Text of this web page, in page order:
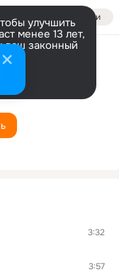
Войти
улучшить
менее 13 лет,
ваш законный
3:32
3:57